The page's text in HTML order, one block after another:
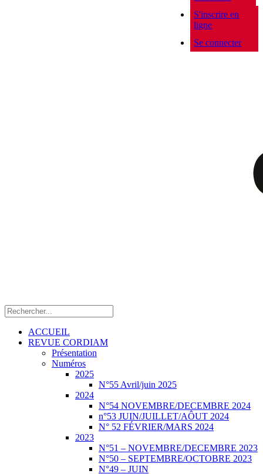
S'inscrire en
ligne
Se connecter
ACCUEIL
REVUE CORDIAM
Présentation
Numéros
2025
N°55 Avril/juin 2025
2024
N°54 NOVEMBRE/DECEMBRE 2024
n°53 JUIN/JUILLET/AÔUT 2024
N° 52 FÉVRIER/MARS 2024
2023
N°51 – NOVEMBRE/DECEMBRE 2023
N°50 – SEPTEMBRE/OCTOBRE 2023
N°49 – JUIN